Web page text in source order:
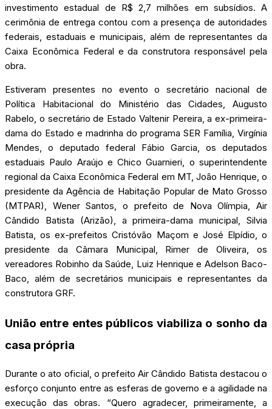
investimento estadual de R$ 2,7 milhões em subsídios. A
cerimônia de entrega contou com a presença de autoridades
federais, estaduais e municipais, além de representantes da
Caixa Econômica Federal e da construtora responsável pela
obra.
Estiveram presentes no evento o secretário nacional de
Política Habitacional do Ministério das Cidades, Augusto
Rabelo, o secretário de Estado Valtenir Pereira, a ex-primeira-
dama do Estado e madrinha do programa SER Família, Virgínia
Mendes, o deputado federal Fábio Garcia, os deputados
estaduais Paulo Araújo e Chico Guarnieri, o superintendente
regional da Caixa Econômica Federal em MT, João Henrique, o
presidente da Agência de Habitação Popular de Mato Grosso
(MTPAR), Wener Santos, o prefeito de Nova Olímpia, Air
Cândido Batista (Arizão), a primeira-dama municipal, Silvia
Batista, os ex-prefeitos Cristóvão Maçom e José Elpídio, o
presidente da Câmara Municipal, Rimer de Oliveira, os
vereadores Robinho da Saúde, Luiz Henrique e Adelson Baco-
Baco, além de secretários municipais e representantes da
construtora GRF.
União entre entes públicos viabiliza o sonho da
casa própria
Durante o ato oficial, o prefeito Air Cândido Batista destacou o
esforço conjunto entre as esferas de governo e a agilidade na
execução das obras. “Quero agradecer, primeiramente, a